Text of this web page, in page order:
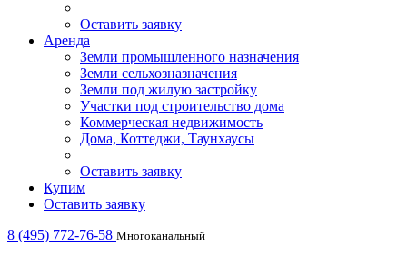
Оставить заявку
Аренда
Земли промышленного назначения
Земли сельхозназначения
Земли под жилую застройку
Участки под строительство дома
Коммерческая недвижимость
Дома, Коттеджи, Таунхаусы
Оставить заявку
Купим
Оставить заявку
8 (495) 772-76-58 Многоканальный